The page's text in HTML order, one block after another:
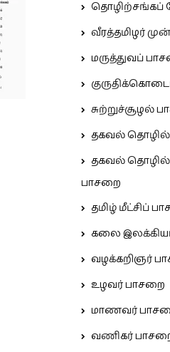
தொழிற்சங்கப்
வீரத்தமிழர்
மருத்துவப்
சுற்றுச்சூழல்
தகவல்
தகவல்
பாசறை
தமிழ் மீட்சிப்
கலை
வழக்கறிஞர்
உழவர் பாசறை
மாணவர்
வணிகர்